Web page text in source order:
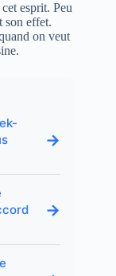
cet esprit. Peu
son effet.
on veut
→
→